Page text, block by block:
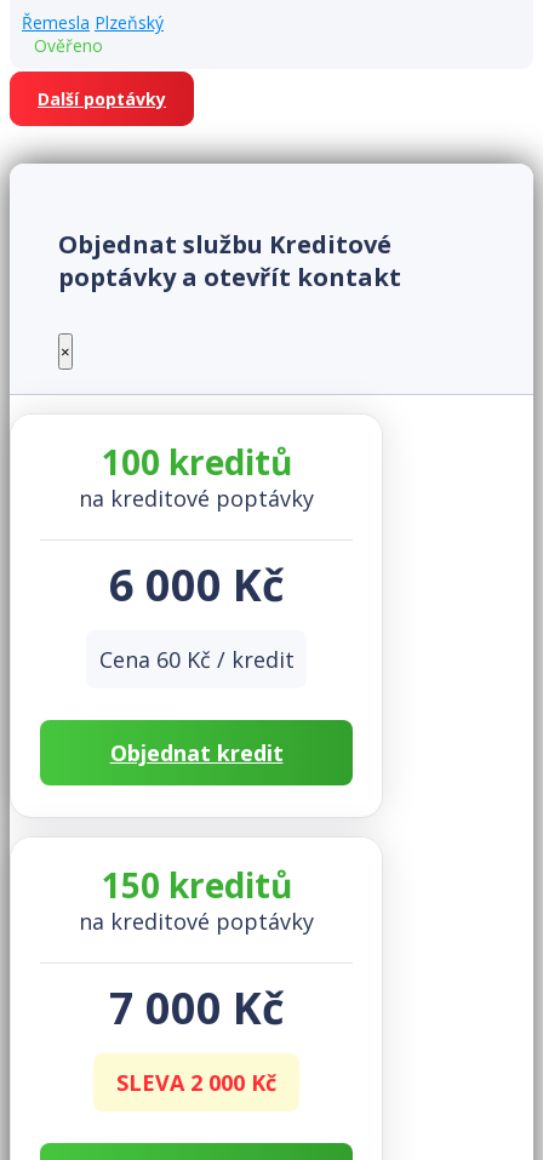
Řemesla Plzeňský
Ověřeno
Další poptávky
Objednat službu Kreditové
poptávky a otevřít kontakt
×
100 kreditů
na kreditové poptávky
6 000 Kč
Cena 60 Kč / kredit
Objednat kredit
150 kreditů
na kreditové poptávky
7 000 Kč
SLEVA 2 000 Kč